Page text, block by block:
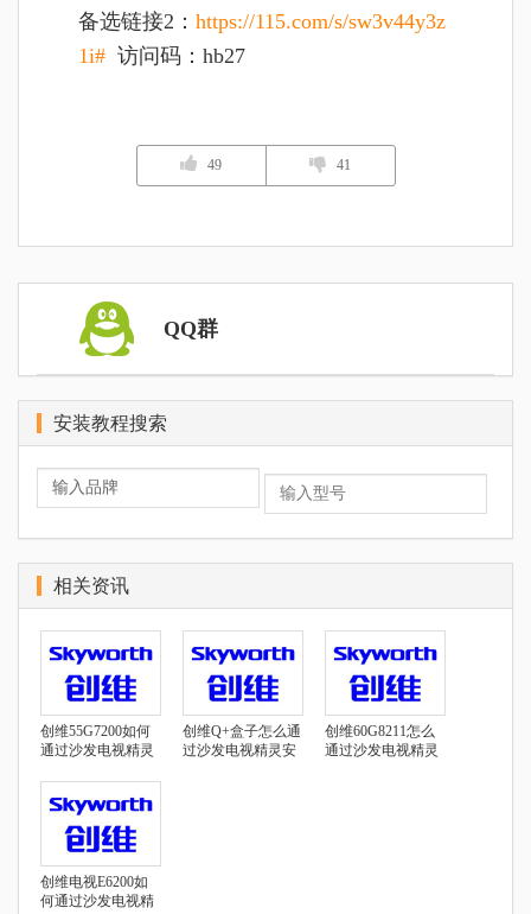
备选链接2： https://115.com/s/sw3v44y3z
1i# 访问码：hb27
49 41
QQ群
安装教程搜索
相关资讯
创维55G7200如何
通过沙发电视精灵
看直播视频教程
创维Q+盒子怎么通
过沙发电视精灵安
创维60G8211怎么
通过沙发电视精灵
创维电视E6200如
何通过沙发电视精